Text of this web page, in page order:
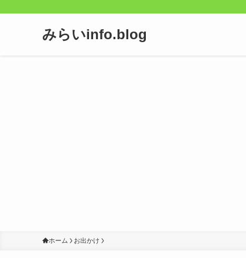
みらいinfo.blog
ホーム お出かけ